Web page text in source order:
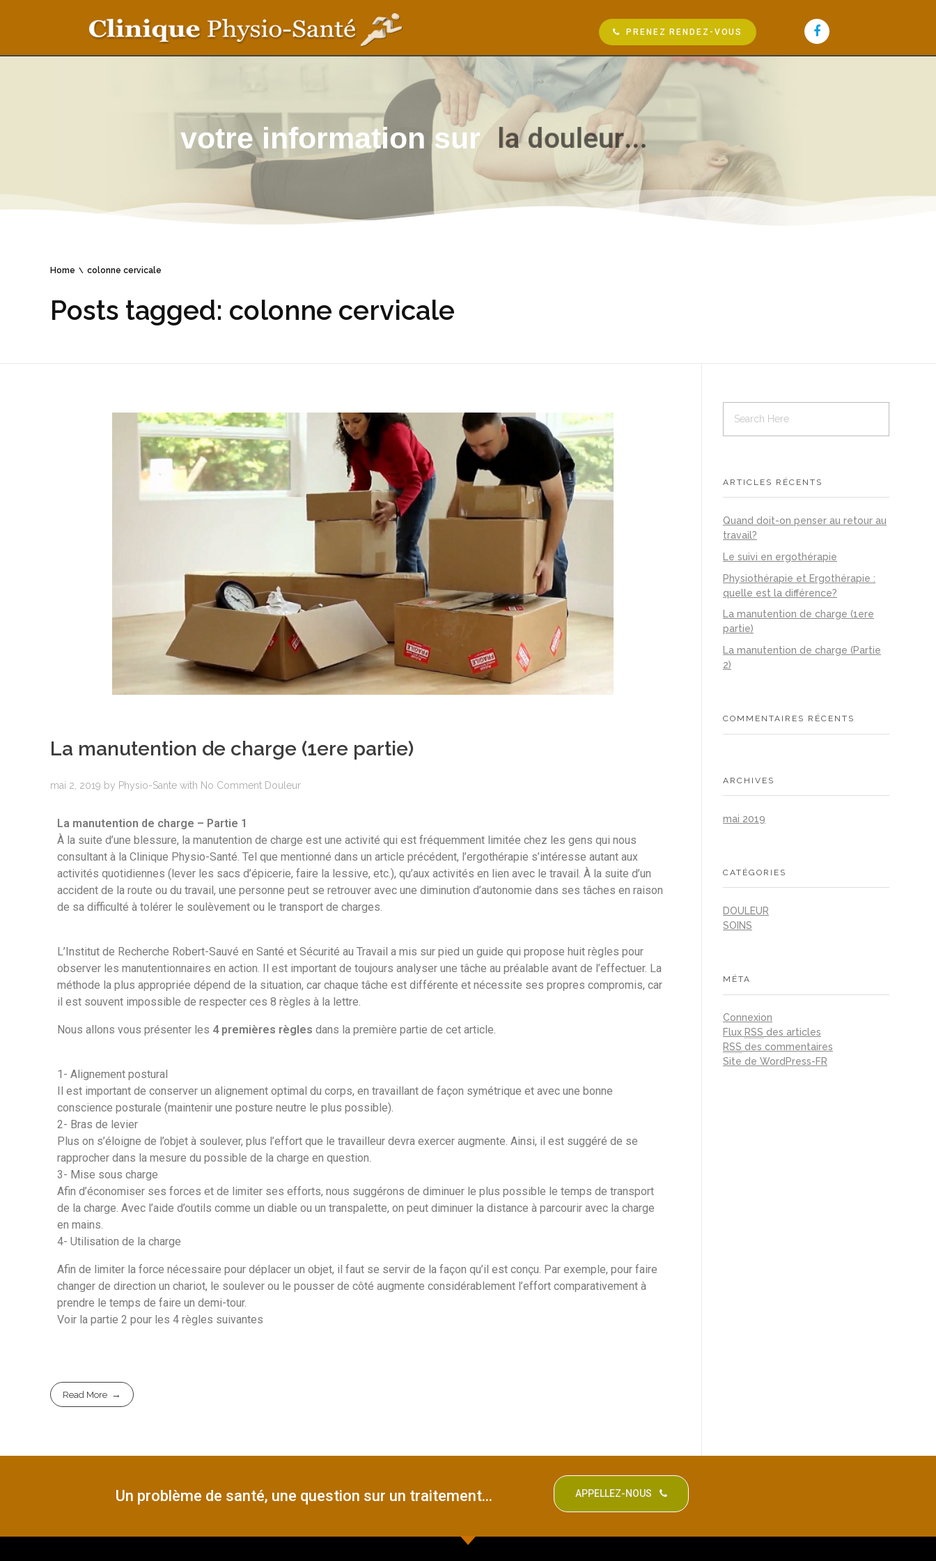
PRENEZ RENDEZ-VOUS
votre information sur a douleur...
Home colonne cervicale
Posts tagged: colonne cervicale
La manutention de charge (1ere partie)
mai 2, 2019 by Physio-Sante with No Comment Douleur
La manutention de charge – Partie 1
À la suite d’une blessure, la manutention de charge est une activité qui est fréquemment limitée chez les gens qui nous
consultant à la Clinique Physio-Santé. Tel que mentionné dans un article précédent, l’ergothérapie s’intéresse autant aux
activités quotidiennes (lever les sacs d’épicerie, faire la lessive, etc.), qu’aux activités en lien avec le travail. À la suite d’un
accident de la route ou du travail, une personne peut se retrouver avec une diminution d’autonomie dans ses tâches en raison
de sa difficulté à tolérer le soulèvement ou le transport de charges.
L’Institut de Recherche Robert-Sauvé en Santé et Sécurité au Travail a mis sur pied un guide qui propose huit règles pour
observer les manutentionnaires en action. Il est important de toujours analyser une tâche au préalable avant de l’effectuer. La
méthode la plus appropriée dépend de la situation, car chaque tâche est différente et nécessite ses propres compromis, car
il est souvent impossible de respecter ces 8 règles à la lettre.
Nous allons vous présenter les 4 premières règles dans la première partie de cet article.
1- Alignement postural
Il est important de conserver un alignement optimal du corps, en travaillant de façon symétrique et avec une bonne
conscience posturale (maintenir une posture neutre le plus possible).
2- Bras de levier
Plus on s’éloigne de l’objet à soulever, plus l’effort que le travailleur devra exercer augmente. Ainsi, il est suggéré de se
rapprocher dans la mesure du possible de la charge en question.
3- Mise sous charge
Afin d’économiser ses forces et de limiter ses efforts, nous suggérons de diminuer le plus possible le temps de transport
de la charge. Avec l’aide d’outils comme un diable ou un transpalette, on peut diminuer la distance à parcourir avec la charge
en mains.
4- Utilisation de la charge
Afin de limiter la force nécessaire pour déplacer un objet, il faut se servir de la façon qu’il est conçu. Par exemple, pour faire
changer de direction un chariot, le soulever ou le pousser de côté augmente considérablement l’effort comparativement à
prendre le temps de faire un demi-tour.
Voir la partie 2 pour les 4 règles suivantes
Read More
ARTICLES RÉCENTS
Quand doit-on penser au retour au
travail?
Le suivi en ergothérapie
Physiothérapie et Ergothérapie :
quelle est la différence?
La manutention de charge (1ere
partie)
La manutention de charge (Partie
2)
COMMENTAIRES RÉCENTS
ARCHIVES
mai 2019
CATÉGORIES
DOULEUR
SOINS
MÉTA
Connexion
Flux RSS des articles
RSS des commentaires
Site de WordPress-FR
Un problème de santé, une question sur un traitement... APPELLEZ-NOUS